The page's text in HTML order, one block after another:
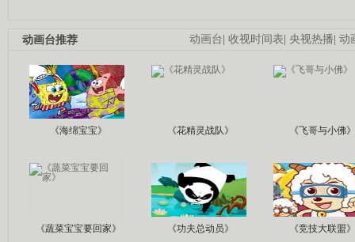
动画台 收视时间表 央视热播 动
动画台推荐
《海绵宝宝》 《花精灵战队》 《飞哥与小佛》
《蔬菜宝宝要回家》 《功夫总动员》 《竞技大联盟》